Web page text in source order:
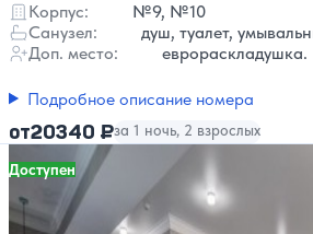
Корпус:
№9, №10
Санузел:
душ, туалет,
Доп. место:
еврораскладушка.
Подробное описание номера
от20340 ₽за 1 ночь, 2 взрослых
Доступен